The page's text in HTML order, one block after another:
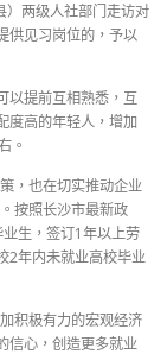
）两级人社部门走访对
供见习岗位的，予以
以提前互相熟悉，互
度高的年轻人，增加
。
，也在切实推动企业
按照长沙市最新政
生，签订1年以上劳
2年内未就业高校毕业
积极有力的宏观经济
信心，创造更多就业